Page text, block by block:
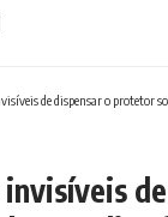
de dispensar o protetor